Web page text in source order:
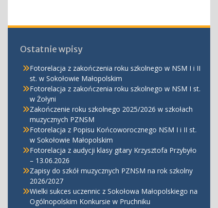
Ostatnie wpisy
Fotorelacja z zakończenia roku szkolnego w NSM I i II
st. w Sokołowie Małopolskim
Fotorelacja z zakończenia roku szkolnego w NSM I st.
w Żołyni
Zakończenie roku szkolnego 2025/2026 w szkołach
muzycznych PZNSM
Fotorelacja z Popisu Końcoworocznego NSM I i II st.
w Sokołowie Małopolskim
Fotorelacja z audycji klasy gitary Krzysztofa Przybyło
– 13.06.2026
Zapisy do szkół muzycznych PZNSM na rok szkolny
2026/2027
Wielki sukces uczennic z Sokołowa Małopolskiego na
Ogólnopolskim Konkursie w Pruchniku